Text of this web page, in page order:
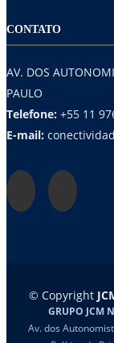
CONTATO
AV. DOS
PAULO
Telefone: +55 11
E-mail:
© Copyright
GRUPO JCM
Av. dos